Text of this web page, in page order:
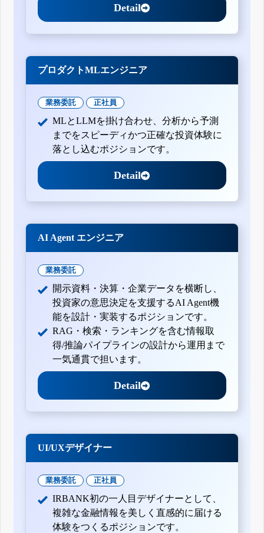
Detail
プロダクトMLエンジニア
業務委託 正社員
MLとLLMを掛け合わせ、分析から予測
までをスピーディかつ正確な投資体験に
落とし込むポジションです。
Detail
AI Agent エンジニア
業務委託
開示資料・決算・企業データを横断し、
投資家の意思決定を支援するAI Agent機
能を設計・実装するポジションです。
RAG・検索・ランキングを含む情報取
得/推論パイプラインの設計から運用まで
一気通貫で担います。
Detail
UI/UXデザイナー
業務委託 正社員
IRBANK初の一人目デザイナーとして、
複雑な金融情報を美しく直感的に届ける
体験をつくるポジションです。